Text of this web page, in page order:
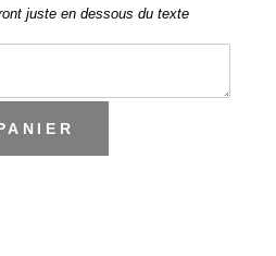
juste en dessous du texte